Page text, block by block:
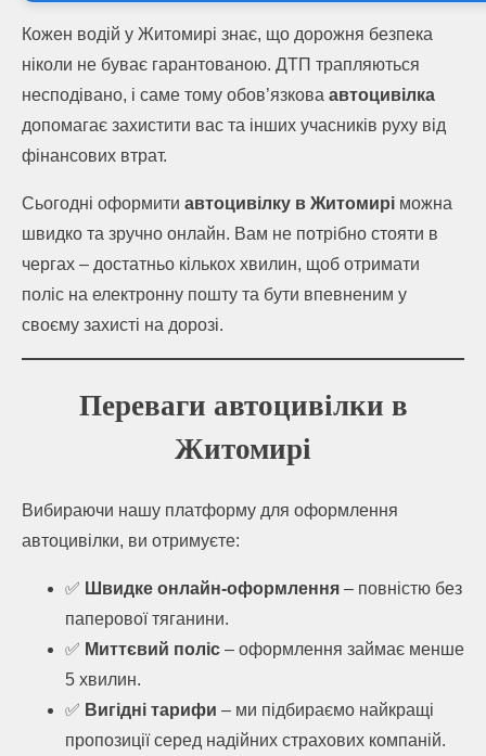
Кожен водій у Житомирі знає, що дорожня безпека
ніколи не буває гарантованою. ДТП трапляються
несподівано, і саме тому обов’язкова автоцивілка
допомагає захистити вас та інших учасників руху від
фінансових втрат.
Сьогодні оформити автоцивілку в Житомирі можна
швидко та зручно онлайн. Вам не потрібно стояти в
чергах – достатньо кількох хвилин, щоб отримати
поліс на електронну пошту та бути впевненим у
своєму захисті на дорозі.
Переваги автоцивілки в
Житомирі
Вибираючи нашу платформу для оформлення
автоцивілки, ви отримуєте:
✅ Швидке онлайн-оформлення – повністю без
паперової тяганини.
✅ Миттєвий поліс – оформлення займає менше
5 хвилин.
✅ Вигідні тарифи – ми підбираємо найкращі
пропозиції серед надійних страхових компаній.